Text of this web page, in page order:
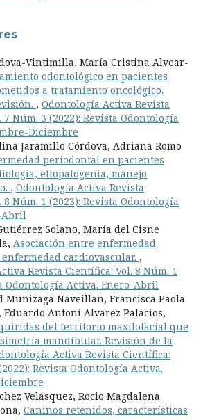
Vintimilla, María Cristina Alvear-
odontológico en pacientes
a tratamiento oncológico.
, Odontología Activa Revista
Núm. 3 (2022): Revista Odontología
Diciembre
Jaramillo Córdova, Adriana Romo
periodontal en pacientes
etiopatogenia, manejo
, Odontología Activa Revista
Núm. 1 (2023): Revista Odontología
Abril
Solano, María del Cisne
Asociación entre enfermedad
cardiovascular. ,
Revista Científica: Vol. 8 Núm. 1
Odontología Activa. Enero-Abril
Munizaga Naveillan, Francisca Paola
Antoni Alvarez Palacios,
del territorio maxilofacial que
mandibular. Revisión de la
Activa Revista Científica:
Revista Odontología Activa.
Velásquez, Rocio Magdalena
Caninos retenidos, características